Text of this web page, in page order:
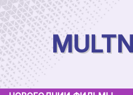
Skip
to
content